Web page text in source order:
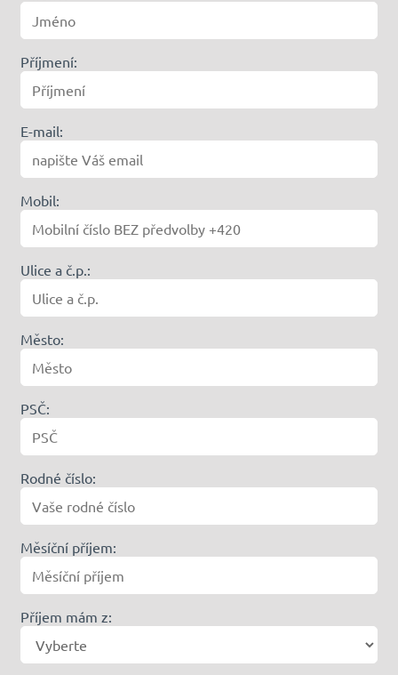
Příjmení:
E-mail:
Mobil:
Ulice a č.p.:
Město:
PSČ:
Rodné číslo:
Měsíční příjem:
Příjem mám z: